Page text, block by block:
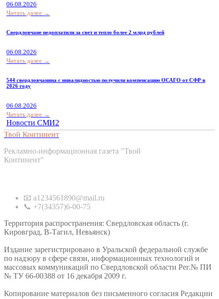
06.08.2026
Читать далее →
Свердловчане недоплатили за свет и тепло более 2 млрд рублей
06.08.2026
Читать далее →
544 свердловчанина с инвалидностью получили компенсацию ОСАГО от СФР в
2026 году
06.08.2026
Читать далее →
Новости СМИ2
Твой Континент
Рекламно-информационная газета "Твой
Континент"
📧 a1234561890@mail.ru
📞 +7(34357)6-00-75
Территория распространения: Свердловская область (г.
Кировград, В-Тагил, Невьянск)
Издание зарегистрировано в Уральской федеральной службе
по надзору в сфере связи, информационных технологий и
массовых коммуникаций по Свердловской области Рег.№ ПИ
№ ТУ 66-00388 от 16 декабря 2009 г.
Копирование материалов без письменного согласия Редакции